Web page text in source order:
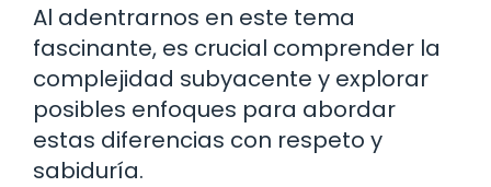
Al adentrarnos en este tema
fascinante, es crucial comprender la
complejidad subyacente y explorar
posibles enfoques para abordar
estas diferencias con respeto y
sabiduría.